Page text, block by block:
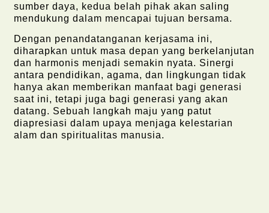
sumber daya, kedua belah pihak akan saling
mendukung dalam mencapai tujuan bersama.
Dengan penandatanganan kerjasama ini,
diharapkan untuk masa depan yang berkelanjutan
dan harmonis menjadi semakin nyata. Sinergi
antara pendidikan, agama, dan lingkungan tidak
hanya akan memberikan manfaat bagi generasi
saat ini, tetapi juga bagi generasi yang akan
datang. Sebuah langkah maju yang patut
diapresiasi dalam upaya menjaga kelestarian
alam dan spiritualitas manusia.